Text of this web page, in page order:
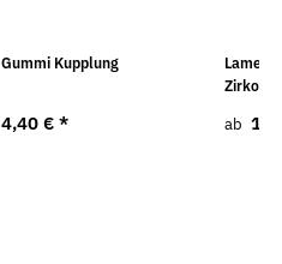
Gummi Kupplung
4,40 € *
ab